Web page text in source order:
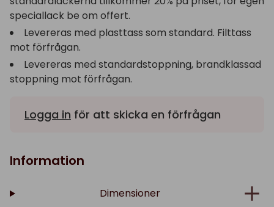
speciallack be om offert.
Levereras med plasttass som standard. Filttass
mot förfrågan.
Levereras med standardstoppning, brandklassad
stoppning mot förfrågan.
Logga in för att skicka en förfrågan
Information
Dimensioner